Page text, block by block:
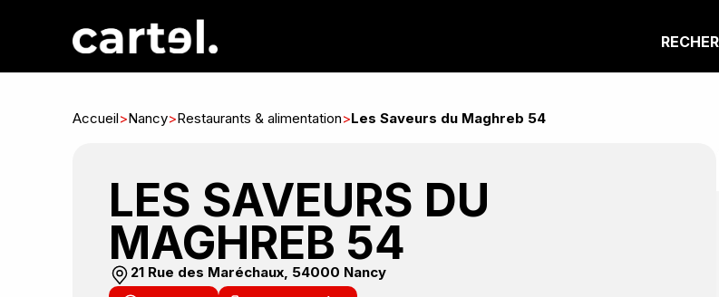
Accueil>Nancy>Restaurants & alimentation>Les Saveurs du Maghreb 54
LES SAVEURS DU
MAGHREB 54
21 Rue des Maréchaux, 54000 Nancy